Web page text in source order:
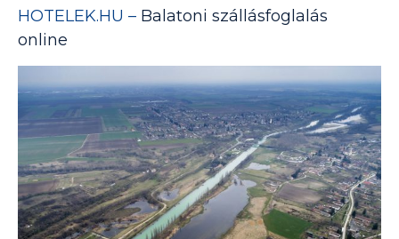
HOTELEK.HU – Balatoni szállásfoglalás
online